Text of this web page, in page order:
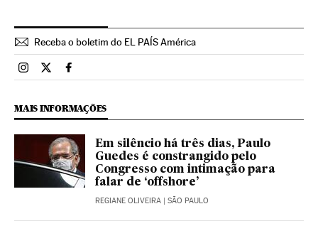
Receba o boletim do EL PAÍS América
Brasil El País Brasil en Instagram
Brasil El País Brasil en Twitter
Brasil El País Brasil en Facebook
MAIS INFORMAÇÕES
Em silêncio há três dias, Paulo
Guedes é constrangido pelo
Congresso com intimação para
falar de ‘offshore’
REGIANE OLIVEIRA | SÃO PAULO